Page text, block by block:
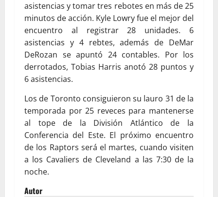
asistencias y tomar tres rebotes en más de 25
minutos de acción. Kyle Lowry fue el mejor del
encuentro al registrar 28 unidades. 6
asistencias y 4 rebtes, además de DeMar
DeRozan se apuntó 24 contables. Por los
derrotados, Tobias Harris anotó 28 puntos y
6 asistencias.
Los de Toronto consiguieron su lauro 31 de la
temporada por 25 reveces para mantenerse
al tope de la División Atlántico de la
Conferencia del Este. El próximo encuentro
de los Raptors será el martes, cuando visiten
a los Cavaliers de Cleveland a las 7:30 de la
noche.
Autor